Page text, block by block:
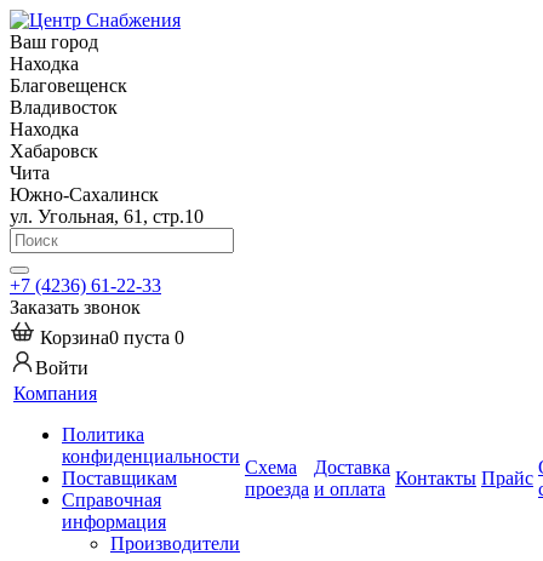
Ваш город
Находка
Благовещенск
Владивосток
Находка
Хабаровск
Чита
Южно-Сахалинск
ул. Угольная, 61, стр.10
+7 (4236) 61-22-33
Заказать звонок
Корзина0 пуста 0
Войти
Компания
Политика
конфиденциальности
Поставщикам
Справочная
информация
Производители
Схема
проезда
Доставка
и оплата
Контакты Прайс